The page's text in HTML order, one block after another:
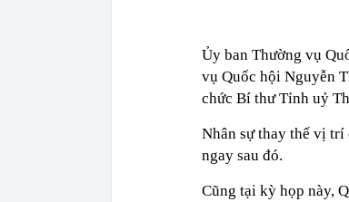
Ủy ban Thường vụ
vụ Quốc hội Nguyễn
chức Bí thư Tỉnh uỷ
Nhân sự thay thế vị trí
ngay sau đó.
Cũng tại kỳ họp này,